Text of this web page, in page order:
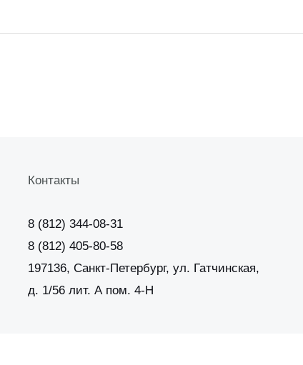
Контакты
8 (812) 344-08-31
8 (812) 405-80-58
197136, Санкт-Петербург, ул. Гатчинская,
д. 1/56 лит. А пом. 4-Н